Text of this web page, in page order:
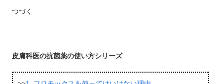
つづく
皮膚科医の抗菌薬の使い方シリーズ